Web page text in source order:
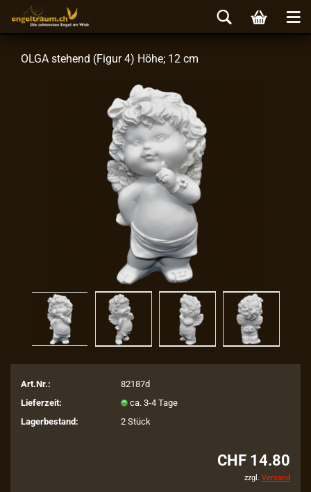
OLGA ste­hend (Figur 4) Höhe; 12 cm
Art.Nr.:
82187d
Lieferzeit:
ca. 3-4 Tage
Lagerbestand:
2Stück
CHF 14.80
zzgl. Versand